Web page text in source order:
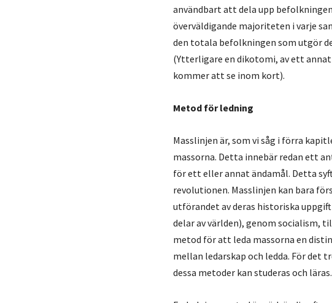
användbart att dela upp
överväldigande majoriteten i varje
den totala befolkningen som utgör
(Ytterligare en dikotomi, av ett annat
kommer att se inom kort).
Metod för ledning
Masslinjen är, som vi såg i förra
massorna. Detta innebär redan ett
för ett eller annat ändamål. Detta
revolutionen. Masslinjen kan bara
utförandet av deras historiska
delar av världen), genom socialism,
metod för att leda massorna en
mellan ledarskap och ledda. För det
dessa metoder kan studeras och läras.